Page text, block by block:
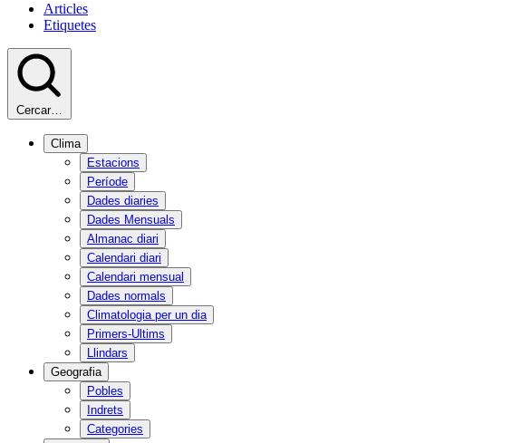
Articles
Etiquetes
Cercar…
Clima
Estacions
Període
Dades diaries
Dades Mensuals
Almanac diari
Calendari diari
Calendari mensual
Dades normals
Climatologia per un dia
Primers-Ultims
Llindars
Geografia
Pobles
Indrets
Categories